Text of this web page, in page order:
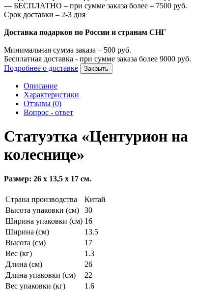
— БЕСПЛАТНО – при сумме заказа более – 7500 руб.
Срок доставки – 2-3 дня
Доставка подарков по России и странам СНГ
Минимальная сумма заказа – 500 руб.
Бесплатная доставка - при сумме заказа более 9000 руб.
Подробнее о доставке
Закрыть
Описание
Характеристики
Отзывы (0)
Вопрос - ответ
Статуэтка «Центурион на
колеснице»
Размер: 26 х 13,5 х 17 см.
Страна производства
Китай
Высота упаковки (см)
30
Ширина упаковки (см) 16
Ширина (см)
13.5
Высота (см)
17
Вес (кг)
1.3
Длина (см)
26
Длина упаковки (см)
22
Вес упаковки (кг)
1.6